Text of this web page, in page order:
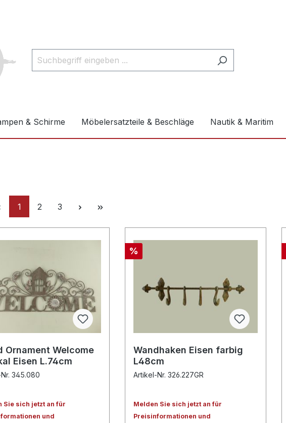
& Schirme Möbelersatzteile & Beschläge Nautik & Maritim
1 2 3
Ornament Welcome
Eisen L.74cm
345.080
Sie sich jetzt an für
und
%
Wandhaken Eisen farbig
L48cm
Artikel-Nr. 326.227GR
Melden Sie sich jetzt an für
Preisinformationen und